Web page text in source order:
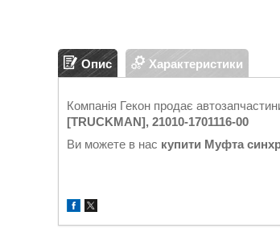
Опис Характеристики
Компанія Гекон продає
[TRUCKMAN], 21010-1701116-00
Ви можете в нас купити Муфта